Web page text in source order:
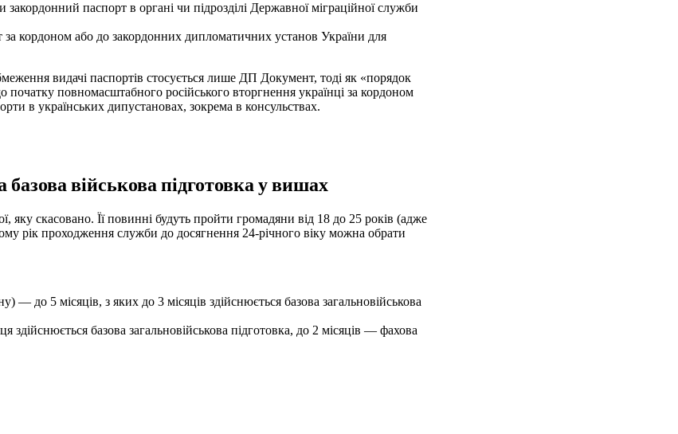
паспорт в органі чи підрозділі Державної міграційної служби
кордоном або до закордонних дипломатичних установ України для
видачі паспортів стосується лише ДП Документ, тоді як «порядок
повномасштабного російського вторгнення українці за кордоном
в українських дипустановах, зокрема в консульствах.
базова військова підготовка у вишах
яку скасовано. Її повинні будуть пройти громадяни від 18 до 25 років (адже
рік проходження служби до досягнення 24-річного віку можна обрати
— до 5 місяців, з яких до 3 місяців здійснюється базова загальновійськова
здійснюється базова загальновійськова підготовка, до 2 місяців — фахова